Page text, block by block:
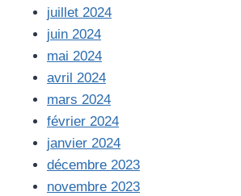
juillet 2024
juin 2024
mai 2024
avril 2024
mars 2024
février 2024
janvier 2024
décembre 2023
novembre 2023